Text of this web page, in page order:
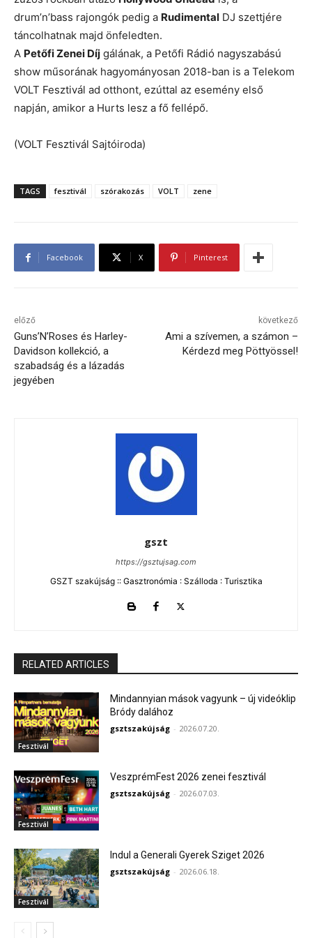
drum’n’bass rajongók pedig a Rudimental DJ szettjére
táncolhatnak majd önfeledten.
A Petőfi Zenei Díj gálának, a Petőfi Rádió nagyszabású
show műsorának hagyományosan 2018-ban is a Telekom
VOLT Fesztivál ad otthont, ezúttal az esemény első
napján, amikor a Hurts lesz a fő fellépő.
(VOLT Fesztivál Sajtóiroda)
TAGS fesztivál szórakozás VOLT zene
Facebook X Pinterest
előző
Guns’N’Roses és Harley-
Davidson kollekció, a
szabadság és a lázadás
jegyében
következő
Ami a szívemen, a számon –
Kérdezd meg Pöttyössel!
gszt
https://gsztujsag.com
GSZT szakújság :: Gasztronómia : Szálloda : Turisztika
RELATED ARTICLES
Fesztivál
Mindannyian mások vagyunk – új videóklip
Bródy dalához
gsztszakújság - 2026.07.20.
Fesztivál
VeszprémFest 2026 zenei fesztivál
gsztszakújság - 2026.07.03.
Fesztivál
Indul a Generali Gyerek Sziget 2026
gsztszakújság - 2026.06.18.